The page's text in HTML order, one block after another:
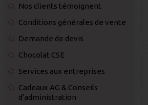
Nos clients témoignent
Conditions générales de vente
Demande de devis
Chocolat CSE
Services aux entreprises
Cadeaux AG & Conseils
d'administration